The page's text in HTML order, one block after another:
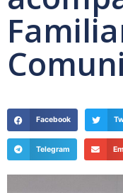
Facebook
Telegram